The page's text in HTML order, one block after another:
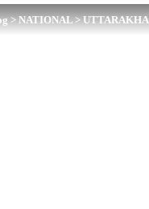
>NATIONAL>